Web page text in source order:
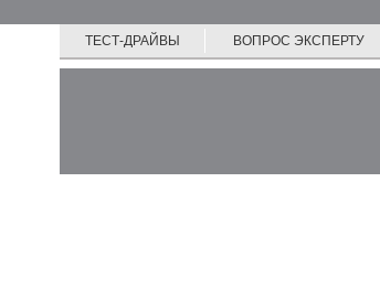
ТЕСТ-ДРАЙВЫ ВОПРОС ЭКСПЕРТУ